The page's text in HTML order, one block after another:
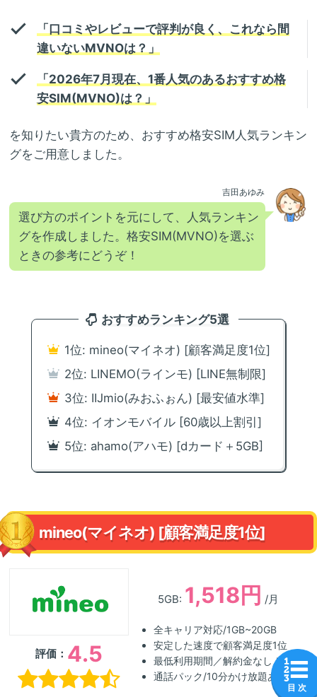
「口コミやレビューで評判が良く、これなら間
違いないMVNOは？」
「2026年7月現在、1番人気のあるおすすめ格
安SIM(MVNO)は？」
を知りたい貴方のため、おすすめ格安SIM人気ランキン
グをご用意しました。
吉田あゆみ
選び方のポイントを元にして、人気ランキン
グを作成しました。格安SIM(MVNO)を選ぶ
ときの参考にどうぞ！
おすすめランキング5選
1位: mineo(マイネオ) [顧客満足度1位]
2位: LINEMO(ラインモ) [LINE無制限]
3位: IIJmio(みおふぉん) [最安値水準]
4位: イオンモバイル [60歳以上割引]
5位: ahamo(アハモ) [dカード＋5GB]
mineo(マイネオ) [顧客満足度1位]
評価： 4.5
5GB: 1,518円 /月
全キャリア対応/1GB~20GB
安定した速度で顧客満足度1位
最低利用期間／解約金なし！
通話パック/10分かけ放題あり
目 次